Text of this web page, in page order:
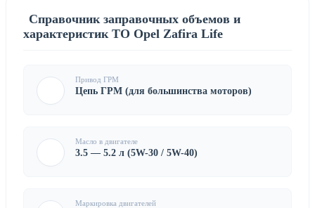
Справочник заправочных объемов и
характеристик ТО Opel Zafira Life
Привод ГРМ
Цепь ГРМ (для большинства моторов)
Масло в двигателе
3.5 — 5.2 л (5W-30 / 5W-40)
Маркировка двигателей